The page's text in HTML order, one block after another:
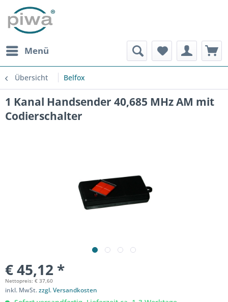
Menü
Übersicht Belfox
1 Kanal Handsender 40,685 MHz AM mit
Codierschalter
€ 45,12 *
Nettopreis: € 37,60
inkl. MwSt.zzgl. Versandkosten